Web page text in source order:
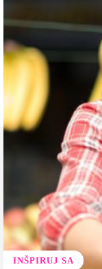
INŠPIRUJ SA